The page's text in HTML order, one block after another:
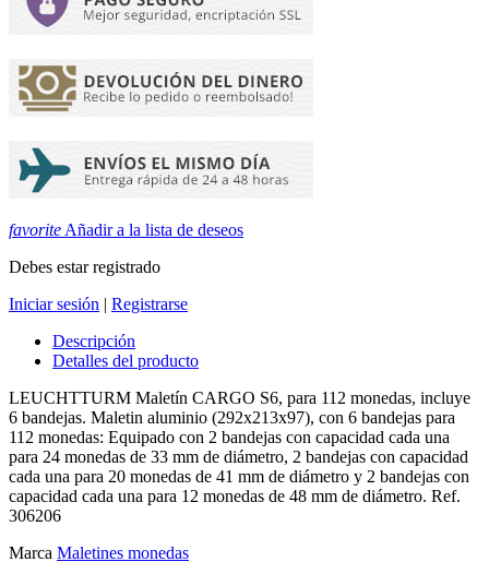
favorite Añadir a la lista de deseos
Debes estar registrado
Iniciar sesión | Registrarse
Descripción
Detalles del producto
LEUCHTTURM Maletín CARGO S6, para 112 monedas, incluye
6 bandejas. Maletin aluminio (292x213x97), con 6 bandejas para
112 monedas: Equipado con 2 bandejas con capacidad cada una
para 24 monedas de 33 mm de diámetro, 2 bandejas con capacidad
cada una para 20 monedas de 41 mm de diámetro y 2 bandejas con
capacidad cada una para 12 monedas de 48 mm de diámetro. Ref.
306206
Marca Maletines monedas